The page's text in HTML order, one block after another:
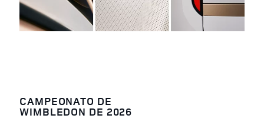
CAMPEONATO DE
WIMBLEDON DE 2026